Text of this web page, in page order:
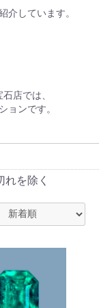
介しています。
店では、
ョンです。
れを除く